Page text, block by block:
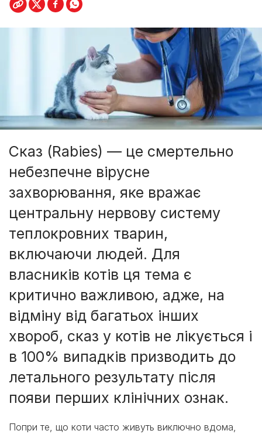
Сказ (Rabies) — це смертельно
небезпечне вірусне
захворювання, яке вражає
центральну нервову систему
теплокровних тварин,
включаючи людей. Для
власників котів ця тема є
критично важливою, адже, на
відміну від багатьох інших
хвороб, сказ у котів не лікується і
в 100% випадків призводить до
летального результату після
появи перших клінічних ознак.
Попри те, що коти часто живуть виключно вдома,